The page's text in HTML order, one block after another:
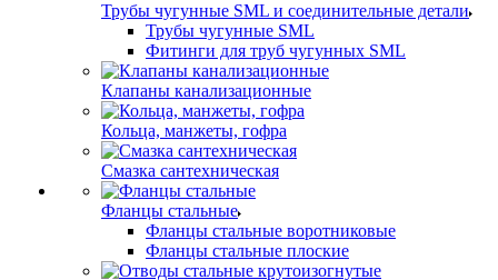
Трубы чугунные SML и соединительные детали
Трубы чугунные SML
Фитинги для труб чугунных SML
Клапаны канализационные
Кольца, манжеты, гофра
Смазка сантехническая
Фланцы стальные
Фланцы стальные воротниковые
Фланцы стальные плоские